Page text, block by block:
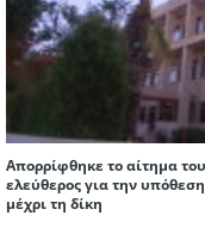
Απορρίφθηκε το αίτημα
ελεύθερος για την
μέχρι τη δίκη